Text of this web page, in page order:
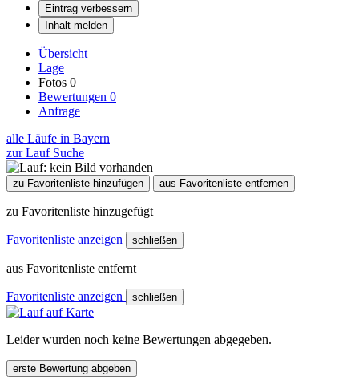
Eintrag verbessern
Inhalt melden
Übersicht
Lage
Fotos 0
Bewertungen 0
Anfrage
alle Läufe in Bayern
zur Lauf Suche
zu Favoritenliste hinzufügen aus Favoritenliste entfernen
zu Favoritenliste hinzugefügt
Favoritenliste anzeigen schließen
aus Favoritenliste entfernt
Favoritenliste anzeigen schließen
Leider wurden noch keine Bewertungen abgegeben.
erste Bewertung abgeben